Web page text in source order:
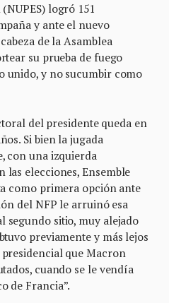
logró 151
y ante el nuevo
de la Asamblea
su prueba de fuego
unido, y no sucumbir como
del presidente queda en
Si bien la jugada
con una izquierda
las elecciones, Ensemble
como primera opción ante
del NFP le arruinó esa
segundo sitio, muy alejado
previamente y más lejos
que Macron
cuando se le vendía
de Francia”.